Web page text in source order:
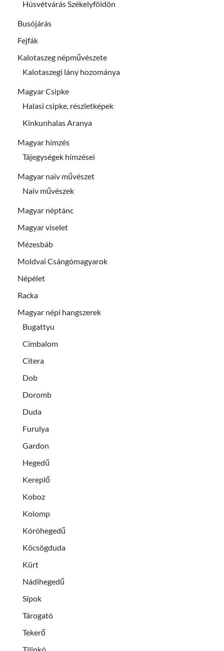
Húsvétvárás Székelyföldön
Busójárás
Fejfák
Kalotaszeg népművészete
Kalotaszegi lány hozománya
Magyar Csipke
Halasi csipke, részletképek
Kinkunhalas Aranya
Magyar hímzés
Tájegységek hímzései
Magyar naiv művészet
Naiv művészek
Magyar néptánc
Magyar viselet
Mézesbáb
Moldvai Csángómagyarok
Népélet
Racka
Magyar népi hangszerek
Bugattyu
Cimbalom
Citera
Dob
Doromb
Duda
Furulya
Gardon
Hegedű
Kereplő
Koboz
Kolomp
Kóróhegedű
Köcsögduda
Kürt
Nádihegedű
Sípok
Tárogató
Tekerő